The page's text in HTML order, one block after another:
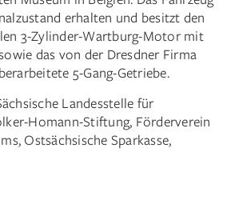
erhalten und besitzt den
3-Zylinder-Wartburg-Motor mit
das von der Dresdner Firma
5-Gang-Getriebe.
Landesstelle für
Homann-Stiftung, Förderverein
Ostsächsische Sparkasse,